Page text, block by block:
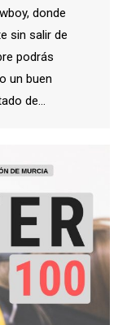
donde
sin salir de
podrás
un buen
de…